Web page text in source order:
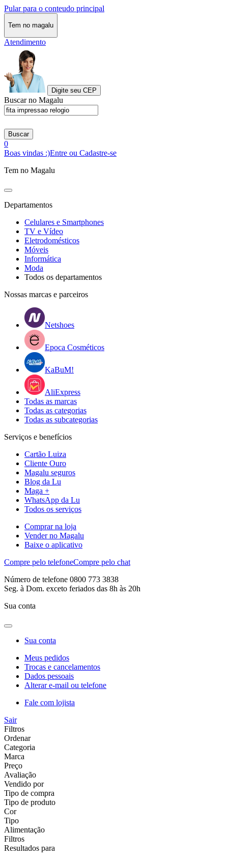
Pular para o conteudo principal
Tem no magalu
Atendimento
Digite seu CEP
Buscar no Magalu
Buscar
0
Boas vindas :)Entre ou Cadastre-se
Tem no Magalu
Departamentos
Celulares e Smartphones
TV e Vídeo
Eletrodomésticos
Móveis
Informática
Moda
Todos os departamentos
Nossas marcas e parceiros
Netshoes
Epoca Cosméticos
KaBuM!
AliExpress
Todas as marcas
Todas as categorias
Todas as subcategorias
Serviços e benefícios
Cartão Luiza
Cliente Ouro
Magalu seguros
Blog da Lu
Maga +
WhatsApp da Lu
Todos os serviços
Comprar na loja
Vender no Magalu
Baixe o aplicativo
Compre pelo telefoneCompre pelo chat
Número de telefone 0800 773 3838
Seg. à Dom. exceto feriados das 8h às 20h
Sua conta
Sua conta
Meus pedidos
Trocas e cancelamentos
Dados pessoais
Alterar e-mail ou telefone
Fale com lojista
Sair
Filtros
Ordenar
Categoria
Marca
Preço
Avaliação
Vendido por
Tipo de compra
Tipo de produto
Cor
Tipo
Alimentação
Filtros
Resultados para